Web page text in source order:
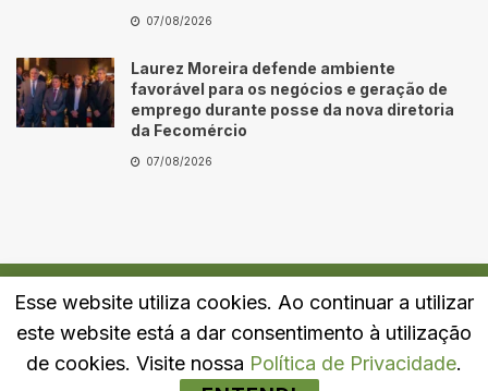
07/08/2026
Laurez Moreira defende ambiente
favorável para os negócios e geração de
emprego durante posse da nova diretoria
da Fecomércio
07/08/2026
Quem Somos Fale Conosco Política de Privacidade
Esse website utiliza cookies. Ao continuar a utilizar
este website está a dar consentimento à utilização
de cookies. Visite nossa Política de Privacidade.